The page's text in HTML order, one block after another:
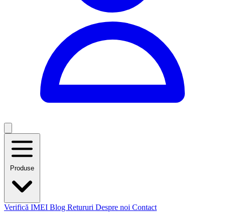
Produse
Verifică IMEI Blog Retururi Despre noi Contact